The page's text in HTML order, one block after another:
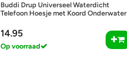
Buddi Drup Universeel Waterdicht
Telefoon Hoesje met Koord Onderwater
14.95
Op voorraad